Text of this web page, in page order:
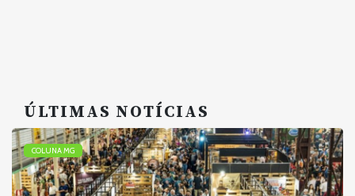
ÚLTIMAS NOTÍCIAS
COLUNA MG